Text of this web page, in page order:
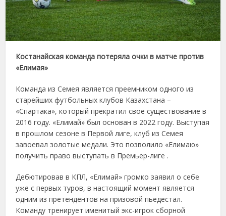
Костанайская команда потеряла очки в матче против
«Елимая»
Команда из Семея является преемником одного из
старейших футбольных клубов Казахстана –
«Спартака», который прекратил свое существование в
2016 году. «Елимай» был основан в 2022 году. Выступая
в прошлом сезоне в Первой лиге, клуб из Семея
завоевал золотые медали. Это позволило «Елимаю»
получить право выступать в Премьер-лиге .
Дебютировав в КПЛ, «Елимай» громко заявил о себе
уже с первых туров, в настоящий момент является
одним из претендентов на призовой пьедестал.
Команду тренирует именитый экс-игрок сборной